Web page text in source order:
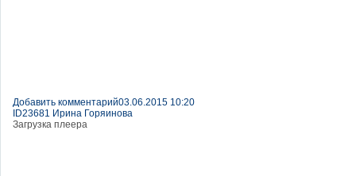
Добавить комментарий03.06.2015 10:20
ID23681 Ирина Горяинова
Загрузка плеера